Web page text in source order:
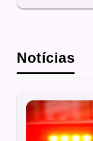
Notícias